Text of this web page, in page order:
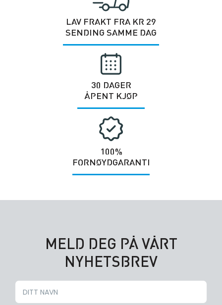
LAV FRAKT FRA KR 29
SENDING SAMME DAG
30 DAGER
ÅPENT KJØP
100%
FORNØYDGARANTI
MELD DEG PÅ VÅRT
NYHETSBREV